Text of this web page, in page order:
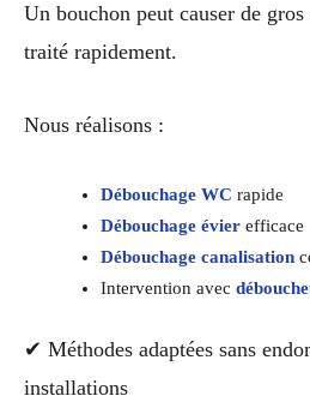
Un bouchon peut causer de gros
traité rapidement.
Nous réalisons :
Débouchage WC rapide
Débouchage évierefficace
Débouchage canalisation
Intervention avec
✔ Méthodes adaptées sans
installations